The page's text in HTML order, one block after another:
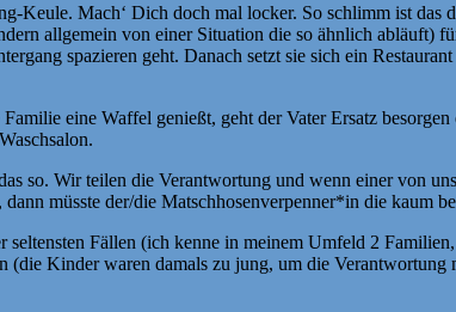
Keule. Mach‘ Dich doch mal locker. So schlimm ist
allgemein von einer Situation die so ähnlich abläuft)
spazieren geht. Danach setzt sie sich ein
eine Waffel genießt, geht der Vater Ersatz
so. Wir teilen die Verantwortung und wenn einer von
müsste der/die Matschhosenverpenner*in die kaum
seltensten Fällen (ich kenne in meinem Umfeld 2
(die Kinder waren damals zu jung, um die